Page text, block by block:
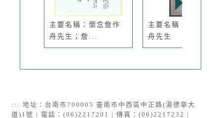
主要名稱：懷念詹作
舟先生；詹...
主要名稱：懷念詹作
舟先生
::: 地址：台南市700005 臺南市中西區中正路(湯德章大
道)1號 | 電話：(06)2217201 | 傳真：(06)2217232 |